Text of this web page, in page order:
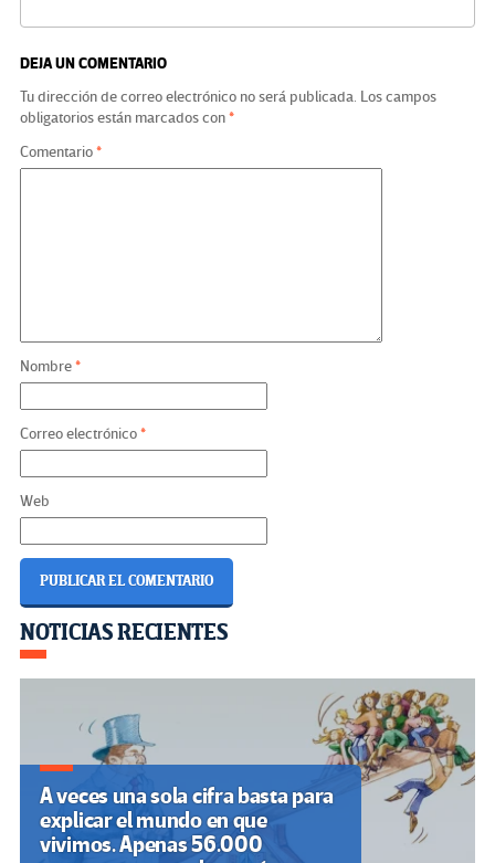
DEJA UN COMENTARIO
Tu dirección de correo electrónico no será publicada. Los campos
obligatorios están marcados con*
Comentario*
Nombre*
Correo electrónico*
Web
Navegación
de
entradas
NOTICIAS RECIENTES
A veces una sola cifra basta para
explicar el mundo en que
vivimos. Apenas 56.000